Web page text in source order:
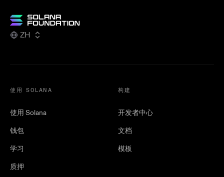
ZH
使用 SOLANA
使用 Solana
钱包
学习
质押
构建
开发者中心
文档
模板